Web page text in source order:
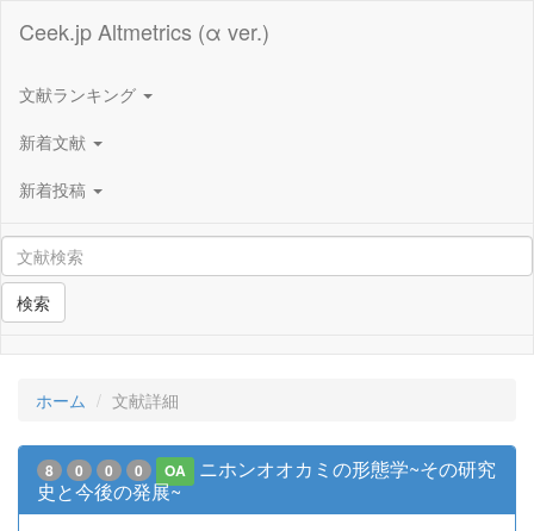
Ceek.jp Altmetrics (α ver.)
文献ランキング
新着文献
新着投稿
検索
ホーム 文献詳細
8 0 0 0 OA
ニホンオオカミの形態学~その研究
史と今後の発展~